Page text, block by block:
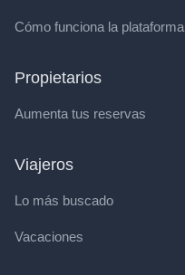
Cómo funciona la plataforma
Propietarios
Aumenta tus reservas
Viajeros
Lo más buscado
Vacaciones